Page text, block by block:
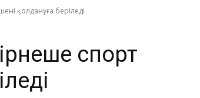
қолдануға беріледі
спорт